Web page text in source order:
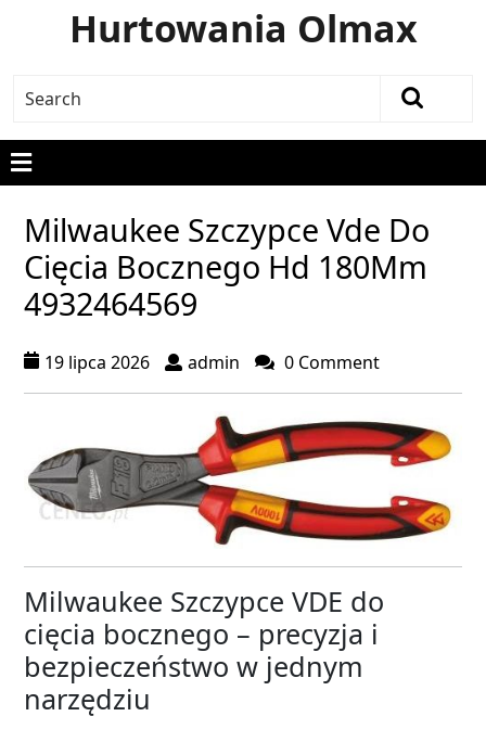
Hurtowania Olmax
Milwaukee Szczypce Vde Do
Cięcia Bocznego Hd 180Mm
4932464569
19 lipca 2026 admin 0 Comment
Milwaukee Szczypce VDE do
cięcia bocznego – precyzja i
bezpieczeństwo w jednym
narzędziu